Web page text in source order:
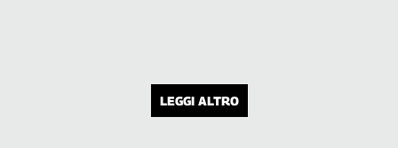
LEGGI ALTRO